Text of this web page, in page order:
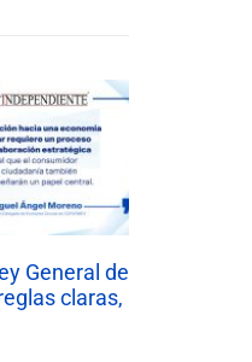
General de
claras,